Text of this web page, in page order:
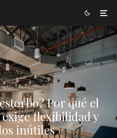
Por qué el
flexibilidad y
inútiles